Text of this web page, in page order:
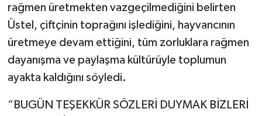
rağmen üretmekten vazgeçilmediğini belirten
Üstel, çiftçinin toprağını işlediğini, hayvancının
üretmeye devam ettiğini, tüm zorluklara rağmen
dayanışma ve paylaşma kültürüyle toplumun
ayakta kaldığını söyledi.
“BUGÜN TEŞEKKÜR SÖZLERİ DUYMAK BİZLERİ